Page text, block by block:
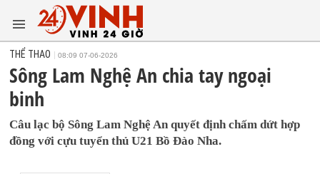
THỂ THAO 08:09 07-06-2026
Sông Lam Nghệ An chia tay ngoại
binh
Câu lạc bộ Sông Lam Nghệ An quyết định chấm dứt hợp
đồng với cựu tuyển thủ U21 Bồ Đào Nha.